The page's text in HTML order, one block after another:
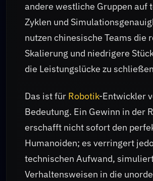
andere westliche Gruppen auf
Zyklen und
nutzen chinesische Teams die
Skalierung und niedrigere
die Leistungslücke zu
Das ist für Robotik-Entwickler
Bedeutung. Ein Gewinn in der
erschafft nicht sofort den
Humanoiden; es verringert
technischen Aufwand,
Verhaltensweisen in die